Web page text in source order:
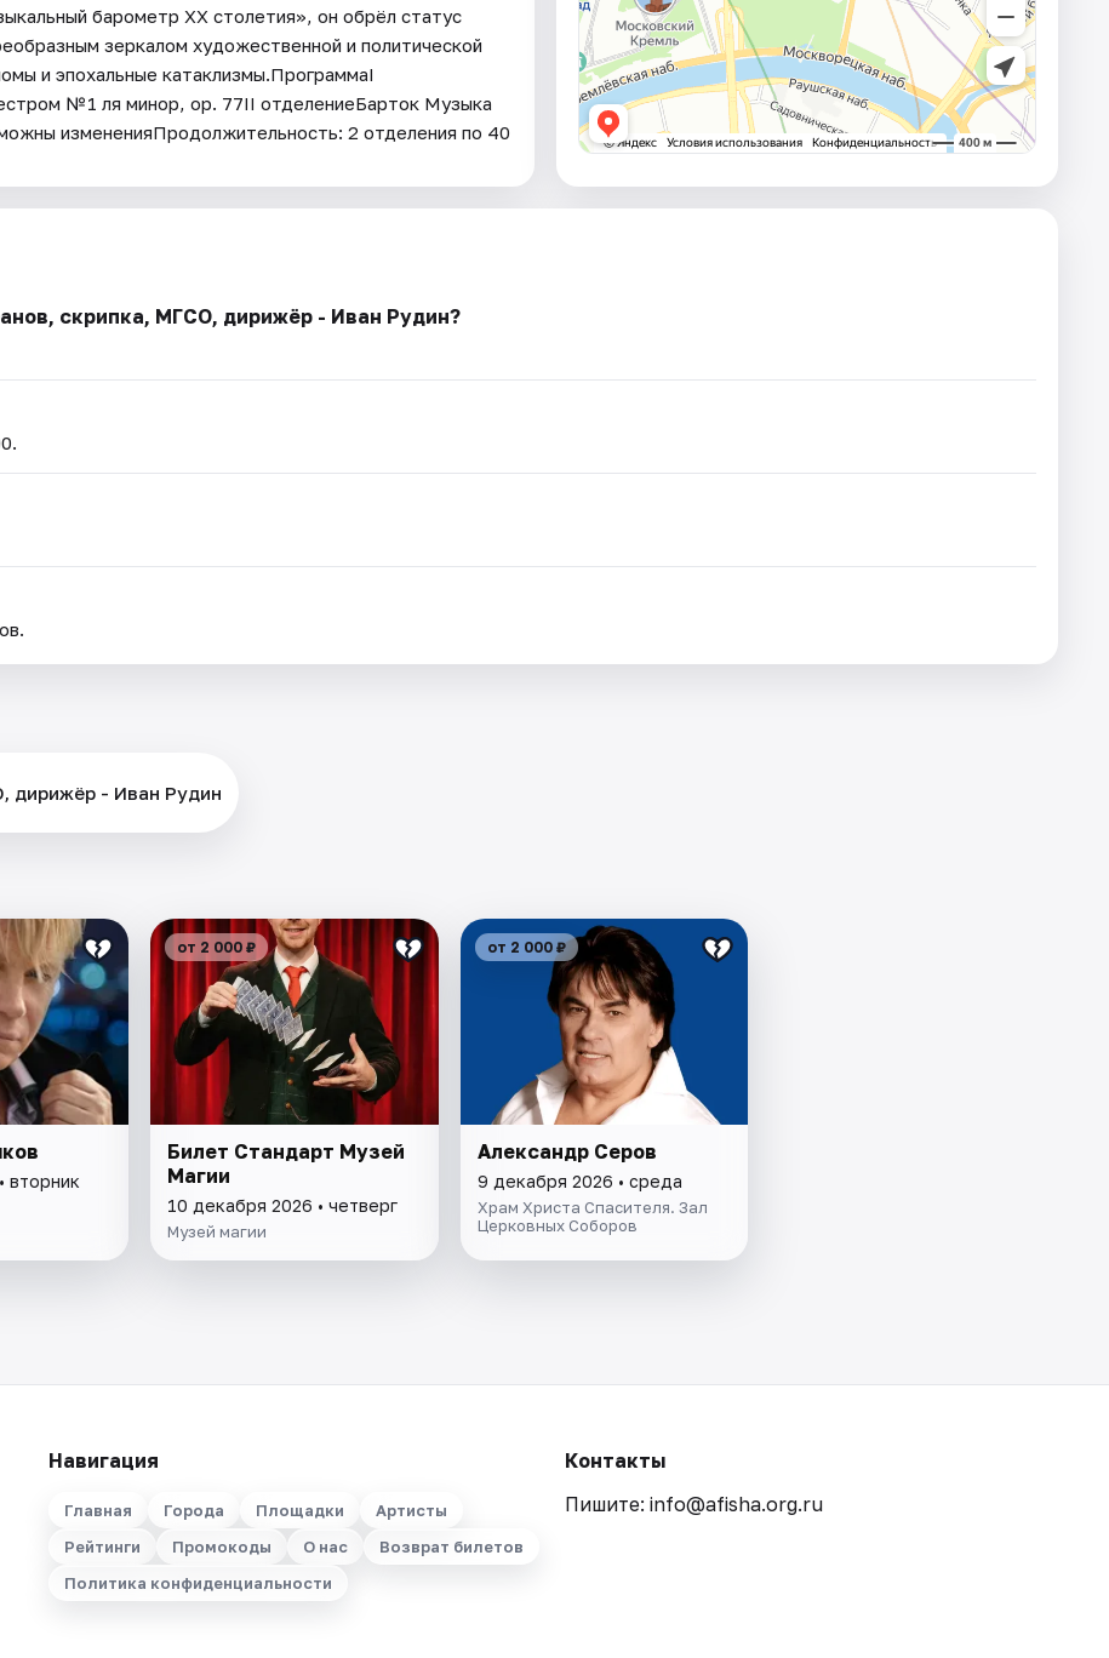
барометр XX столетия», он обрёл статус
зеркалом художественной и политической
и эпохальные катаклизмы.ПрограммаI
№ 1 ля минор, op. 77II отделениеБарток Музыка
измененияПродолжительность: 2 отделения по 40
скрипка, МГСО, дирижёр - Иван Рудин?
дирижёр - Иван Рудин
вторник
от 2 000 ₽
Билет Стандарт Музей
Магии
10 декабря 2026 • четверг
Музей магии
от 2 000 ₽
Александр Серов
9 декабря 2026 • среда
Храм Христа Спасителя. Зал
Церковных Соборов
Навигация
Главная Города Площадки
Артисты
Рейтинги
Промокоды О нас
Возврат билетов
Политика конфиденциальности
Контакты
Пишите: info@afisha.org.ru